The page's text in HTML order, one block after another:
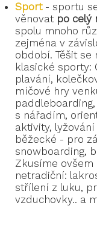
Sport- sportu
věnovat po celý
spolu mnoho
zejména v
období. Těšit se
klasické sporty:
plavání,
míčové hry
s nářadím,
aktivity,
běžecké - pro
snowboarding,
Zkusíme ovšem
netradiční:
střílení z luku,
vzduchovky.. a